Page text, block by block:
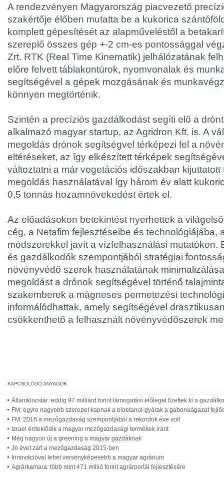
A rendezvényen Magyarország piacvezető
szakértője élőben mutatta be a kukorica
komplett gépesítését az alapműveléstől a
szereplő összes gép +-2 cm-es pontossággal
Zrt. RTK (Real Time Kinematik) jelhálózatának
előre felvett táblakontúrok, nyomvonalak és
segítségével a gépek mozgásának és
könnyen megtörténik.
Szintén a precíziós gazdálkodást segíti elő a
alkalmazó magyar startup, az Agridron Kft. is. A
megoldás drónok segítségvel térképezi fel a
eltéréseket, az így elkészített térképek
változtatni a már vegetációs időszakban kijuttatott
megoldás használatával így három év alatt
0,5 tonnás hozamnövekedést értek el.
Az előadásokon betekintést nyerhettek a
cég, a Netafim fejlesztéseibe és technológiájába,
módszerekkel javít a vízfelhasználási mutatókon.
és gazdálkodók szempontjából stratégiai
növényvédő szerek használatának
megoldást a drónok segítségével történő
szakemberek a mágneses permetezési
informálódhattak, amely segítségével
csökkenthető a felhasznált növényvédőszerek
Államkincstár: eddig 97 milliárd forint támogatási előleget fizettek ki a
FM: egyre nagyobb szerepet kapnak a bioetanol-gyárak a gabonaágazat
FM: 2016 a mezőgazdaság szempontjából a rekordok éve volt
Izrael érdeklődik a magyar mezőgazdasági termékek iránt
Még nagyon új a greening a magyar gazdáknak
Jó évet zárt a mezőgazdaság 2015-ben
Innovációval lehet versenyképesebb a magyar agrárium
Agrárkamara: több mint 471 millió forint agrárportál fejlesztésére